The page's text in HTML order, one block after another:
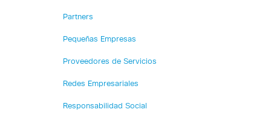
Partners
Pequeñas Empresas
Proveedores de Servicios
Redes Empresariales
Responsabilidad Social